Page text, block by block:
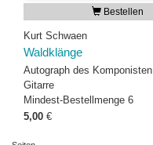
Bestellen
Kurt Schwaen
Waldklänge
Autograph des Komponisten
Gitarre
Mindest-Bestellmenge 6
5,00 €